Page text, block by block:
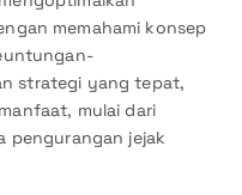
memahami konsep
strategi yang tepat,
mulai dari
pengurangan jejak